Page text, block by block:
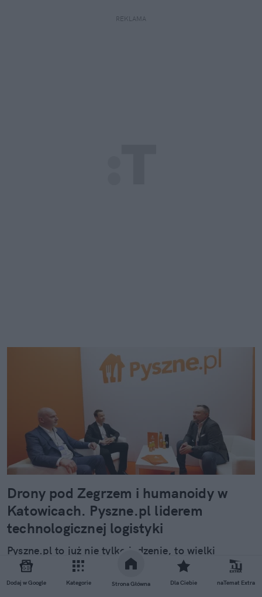
Dodaj w Google Kategorie Strona Główna Dla Ciebie naTemat Extra
REKLAMA
Drony pod Zegrzem i humanoidy w
Katowicach. Pyszne.pl liderem
technologicznej logistyki
Pyszne.pl to już nie tylko jedzenie, to wielki
logistyczny poligon. Od udanych testów dronów po
roboty kroczące – sprawdź, jak lider rynku inspiruje